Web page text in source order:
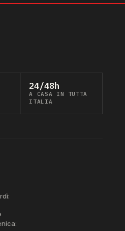
24/48h
A CASA IN TUTTA
ITALIA